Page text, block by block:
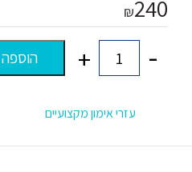
₪240
כמות
-
+
עזרי אימון מקצועיים